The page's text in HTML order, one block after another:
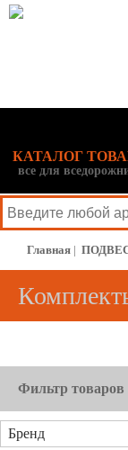
КАТАЛОГ
все для
Главная |
Фильтр товаров
Бренд